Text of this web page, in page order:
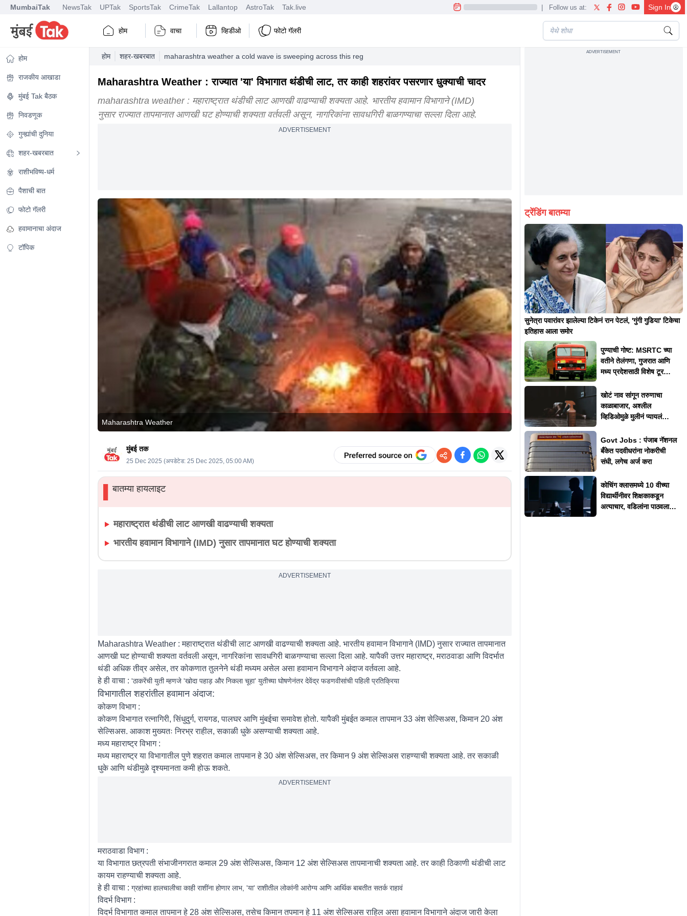
MumbaiTak NewsTak UPTak SportsTak CrimeTak Lallantop AstroTak Tak.live | Follow us at: Sign In
होम वाचा व्हिडीओ फोटो गॅलरी
होम
राजकीय आखाडा
मुंबई Tak बैठक
निवडणूक
गुन्ह्यांची दुनिया
शहर-खबरबात
राशीभविष्य-धर्म
पैशाची बात
फोटो गॅलरी
हवामानाचा अंदाज
टॉपिक
होम शहर-खबरबात maharashtra weather a cold wave is sweeping across this region of the state
Maharashtra Weather : राज्यात 'या' विभागात थंडीची लाट, तर काही शहरांवर पसरणार धुक्याची चादर
maharashtra weather : महाराष्ट्रात थंडीची लाट आणखी वाढण्याची शक्यता आहे. भारतीय हवामान विभागाने (IMD)
नुसार राज्यात तापमानात आणखी घट होण्याची शक्यता वर्तवली असून, नागरिकांना सावधगिरी बाळगण्याचा सल्ला दिला आहे.
ADVERTISEMENT
Maharashtra Weather
मुंबई तक
25 Dec 2025 (अपडेटेड: 25 Dec 2025, 05:00 AM)
▌बातम्या हायलाइट
महाराष्ट्रात थंडीची लाट आणखी वाढण्याची शक्यता
भारतीय हवामान विभागाने (IMD) नुसार तापमानात घट होण्याची शक्यता
ADVERTISEMENT
Maharashtra Weather : महाराष्ट्रात थंडीची लाट आणखी वाढण्याची शक्यता आहे. भारतीय हवामान विभागाने (IMD) नुसार राज्यात तापमानात
आणखी घट होण्याची शक्यता वर्तवली असून, नागरिकांना सावधगिरी बाळगण्याचा सल्ला दिला आहे. यापैकी उत्तर महाराष्ट्र, मराठवाडा आणि विदर्भात
थंडी अधिक तीव्र असेल, तर कोकणात तुलनेने थंडी मध्यम असेल असा हवामान विभागाने अंदाज वर्तवला आहे.
हे ही वाचा : 'ठाकरेंची युती म्हणजे 'खोदा पहाड़ और निकला चूहा' युतीच्या घोषणेनंतर देवेंद्र फडणवीसांची पहिली प्रतिक्रिया
विभागातील शहरांतील हवामान अंदाज:
कोकण विभाग :
कोकण विभागात रत्नागिरी, सिंधुदुर्ग, रायगड, पालघर आणि मुंबईचा समावेश होतो. यापैकी मुंबईत कमाल तापमान 33 अंश सेल्सिअस, किमान 20 अंश
सेल्सिअस. आकाश मुख्यतः निरभ्र राहील, सकाळी धुके असण्याची शक्यता आहे.
मध्य महाराष्ट्र विभाग :
मध्य महाराष्ट्र या विभागातील पुणे शहरात कमाल तापमान हे 30 अंश सेल्सिअस, तर किमान 9 अंश सेल्सिअस राहण्याची शक्यता आहे. तर सकाळी
धुके आणि थंडीमुळे दृश्यमानता कमी होऊ शकते.
ADVERTISEMENT
मराठवाडा विभाग :
या विभागात छत्रपती संभाजीनगरात कमाल 29 अंश सेल्सिअस, किमान 12 अंश सेल्सिअस तापमानाची शक्यता आहे. तर काही ठिकाणी थंडीची लाट
कायम राहण्याची शक्यता आहे.
हे ही वाचा : ग्रहांच्या हालचालीचा काही राशींना होणार लाभ, 'या' राशीतील लोकांनी आरोग्य आणि आर्थिक बाबतीत सतर्क राहावं
विदर्भ विभाग :
विदर्भ विभागात कमाल तापमान हे 28 अंश सेल्सिअस, तसेच किमान तपमान हे 11 अंश सेल्सिअस राहिल असा हवामान विभागाने अंदाज जारी केला
ADVERTISEMENT
ट्रेंडिंग बातम्या
सुनेत्रा पवारांवर झालेल्या टिकेनं रान पेटलं, 'गुंगी गुडिया' टिकेचा
इतिहास आला समोर
पुण्याची गोष्ट: MSRTC च्या
वतीने तेलंगणा, गुजरात आणि
मध्य प्रदेशसाठी विशेष टूर
खोटं नाव सांगून तरुणाचा
काळाबाजार, अश्लील
व्हिडिओमुळे मुलीनं प्यायलं
Govt Jobs : पंजाब नॅशनल
बँकेत पदवीधरांना नोकरीची
संधी, लगेच अर्ज करा
कोचिंग क्लासमध्ये 10 वीच्या
विद्यार्थीनीवर शिक्षकाकडून
अत्याचार, वडिलांना पाठवला